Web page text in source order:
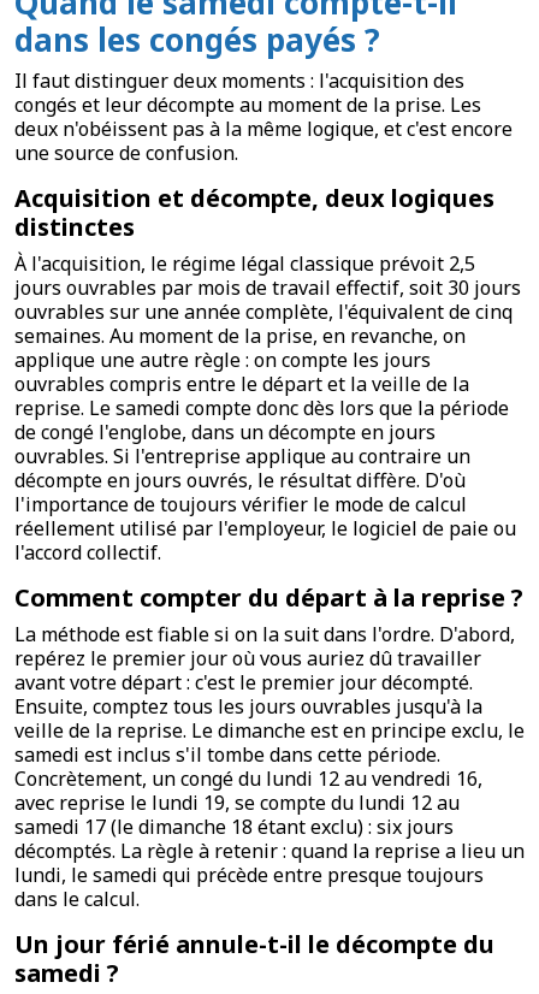
dans les congés payés ?
Il faut distinguer deux moments : l'acquisition des
congés et leur décompte au moment de la prise. Les
deux n'obéissent pas à la même logique, et c'est encore
une source de confusion.
Acquisition et décompte, deux logiques
distinctes
À l'acquisition, le régime légal classique prévoit 2,5
jours ouvrables par mois de travail effectif, soit 30 jours
ouvrables sur une année complète, l'équivalent de cinq
semaines. Au moment de la prise, en revanche, on
applique une autre règle : on compte les jours
ouvrables compris entre le départ et la veille de la
reprise. Le samedi compte donc dès lors que la période
de congé l'englobe, dans un décompte en jours
ouvrables. Si l'entreprise applique au contraire un
décompte en jours ouvrés, le résultat diffère. D'où
l'importance de toujours vérifier le mode de calcul
réellement utilisé par l'employeur, le logiciel de paie ou
l'accord collectif.
Comment compter du départ à la reprise ?
La méthode est fiable si on la suit dans l'ordre. D'abord,
repérez le premier jour où vous auriez dû travailler
avant votre départ : c'est le premier jour décompté.
Ensuite, comptez tous les jours ouvrables jusqu'à la
veille de la reprise. Le dimanche est en principe exclu, le
samedi est inclus s'il tombe dans cette période.
Concrètement, un congé du lundi 12 au vendredi 16,
avec reprise le lundi 19, se compte du lundi 12 au
samedi 17 (le dimanche 18 étant exclu) : six jours
décomptés. La règle à retenir : quand la reprise a lieu un
lundi, le samedi qui précède entre presque toujours
dans le calcul.
Un jour férié annule-t-il le décompte du
samedi ?